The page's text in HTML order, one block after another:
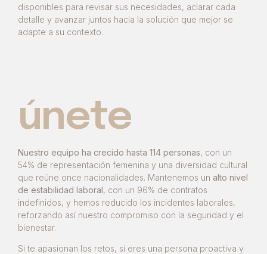
disponibles para revisar sus necesidades, aclarar cada
detalle y avanzar juntos hacia la solución que mejor se
adapte a su contexto.
únete
Nuestro equipo ha crecido hasta 114 personas, con un
54% de representación femenina y una diversidad cultural
que reúne once nacionalidades. Mantenemos un alto nivel
de estabilidad laboral, con un 96% de contratos
indefinidos, y hemos reducido los incidentes laborales,
reforzando así nuestro compromiso con la seguridad y el
bienestar.
Si te apasionan los retos, si eres una persona proactiva y